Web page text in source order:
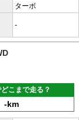
ターボ
-
こまで走る？
-km